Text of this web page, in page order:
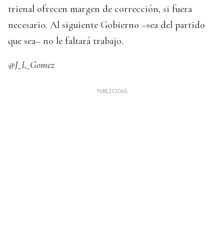
trienal ofrecen margen de corrección, si fuera
necesario. Al siguiente Gobierno –sea del partido
que sea– no le faltará trabajo.
@J_L_Gomez